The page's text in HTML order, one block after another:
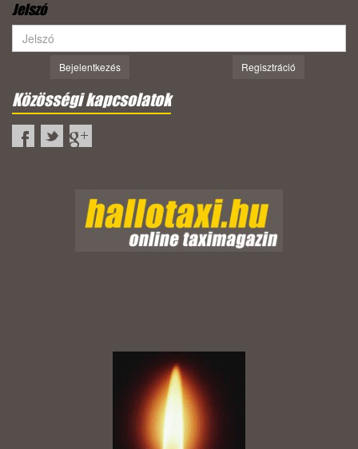
Jelszó
Bejelentkezés Regisztráció
Közösségi kapcsolatok